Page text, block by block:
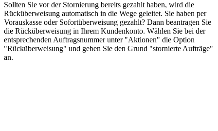
Sollten Sie vor der Stornierung bereits gezahlt haben, wird die
Rücküberweisung automatisch in die Wege geleitet. Sie haben per
Vorauskasse oder Sofortüberweisung gezahlt? Dann beantragen Sie
die Rücküberweisung in Ihrem Kundenkonto. Wählen Sie bei der
entsprechenden Auftragsnummer unter "Aktionen" die Option
"Rücküberweisung" und geben Sie den Grund "stornierte Aufträge"
an.